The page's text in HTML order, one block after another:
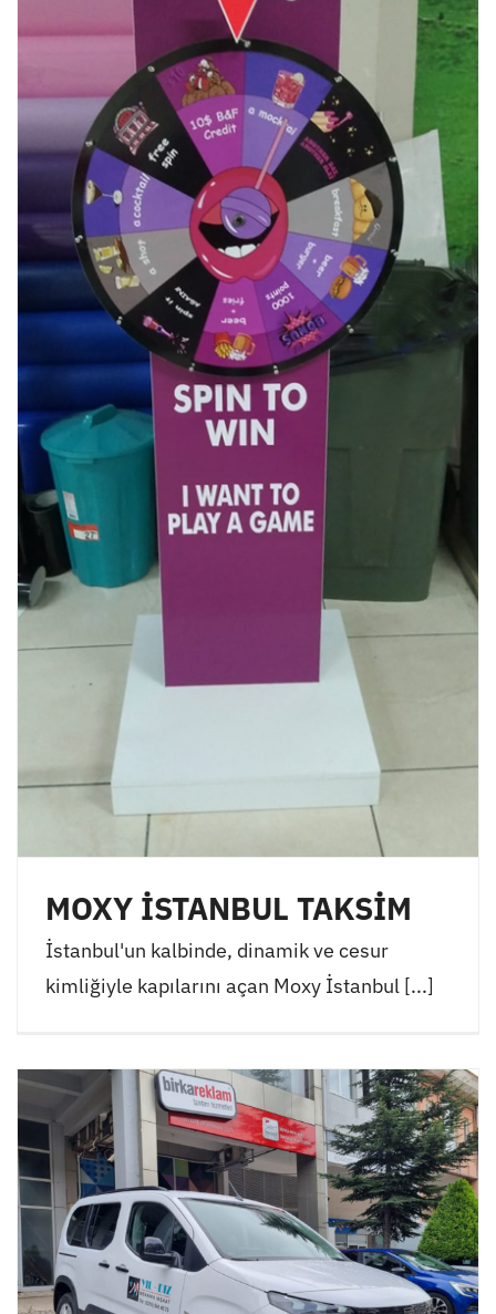
MOXY İSTANBUL TAKSİM
İstanbul'un kalbinde, dinamik ve cesur
kimliğiyle kapılarını açan Moxy İstanbul [...]